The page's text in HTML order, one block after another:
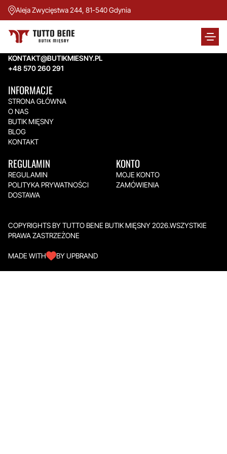
Aleja Zwycięstwa 244, 81-540 Gdynia
TUTTO BENE BUTIK MIĘSNY
Aleja Zwycięstwa 244,
KONTAKT@BUTIKMIESNY.PL
+48 570 260 291
INFORMACJE
STRONA GŁÓWNA
O NAS
BUTIK MIĘSNY
BLOG
KONTAKT
REGULAMIN
REGULAMIN
POLITYKA PRYWATNOŚCI
DOSTAWA
KONTO
MOJE KONTO
ZAMÓWIENIA
COPYRIGHTS BY TUTTO BENE BUTIK MIĘSNY 2026.WSZYSTKIE
PRAWA ZASTRZEŻONE
MADE WITH BY UPBRAND